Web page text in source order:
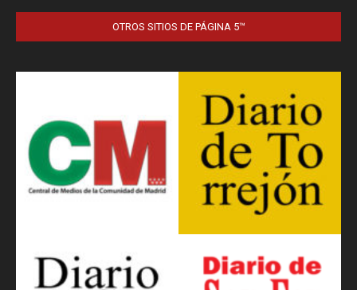
OTROS SITIOS DE PÁGINA 5™